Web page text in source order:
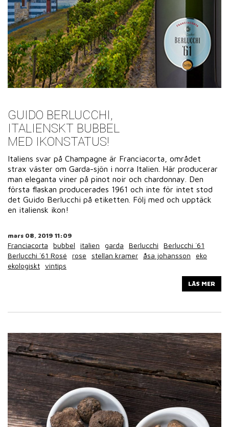
GUIDO BERLUCCHI,
ITALIENSKT BUBBEL
MED IKONSTATUS!
Italiens svar på Champagne är Franciacorta, området
strax väster om Garda-sjön i norra Italien. Här producerar
man eleganta viner på pinot noir och chardonnay. Den
första flaskan producerades 1961 och inte för intet stod
det Guido Berlucchi på etiketten. Följ med och upptäck
en italiensk ikon!
mars 08, 2019 11:09
Franciacorta bubbel italien garda Berlucchi
Berlucchi ´61
Berlucchi ´61 Rosé
rose stellan kramer åsa johansson
eko
ekologiskt vintips
LÄS MER